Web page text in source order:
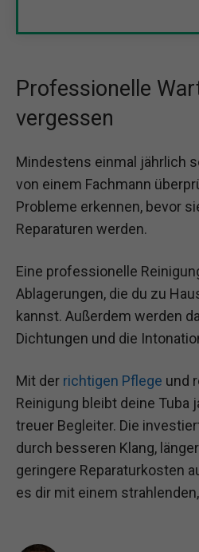
Professionelle
vergessen
Mindestens einmal jährlich
von einem Fachmann
Probleme erkennen, bevor
Reparaturen werden.
Eine professionelle
Ablagerungen, die du zu
kannst. Außerdem werden
Dichtungen und die
Mit der richtigen Pflege und
Reinigung bleibt deine Tuba
treuer Begleiter. Die
durch besseren Klang,
geringere Reparaturkosten
es dir mit einem